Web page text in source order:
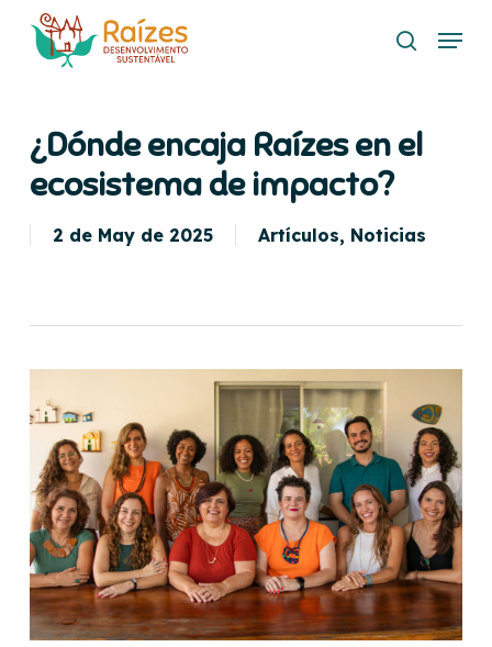
buscar
Menu
¿Dónde encaja Raízes en el
ecosistema de impacto?
2 de May de 2025 Artículos, Noticias